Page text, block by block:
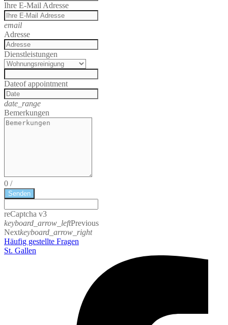
Ihre E-Mail Adresse
email
Adresse
Dienstleistungen
Dateof appointment
date_range
Bemerkungen
0 /
Senden
reCaptcha v3
keyboard_arrow_leftPrevious
Nextkeyboard_arrow_right
Häufig gestellte Fragen
St. Gallen